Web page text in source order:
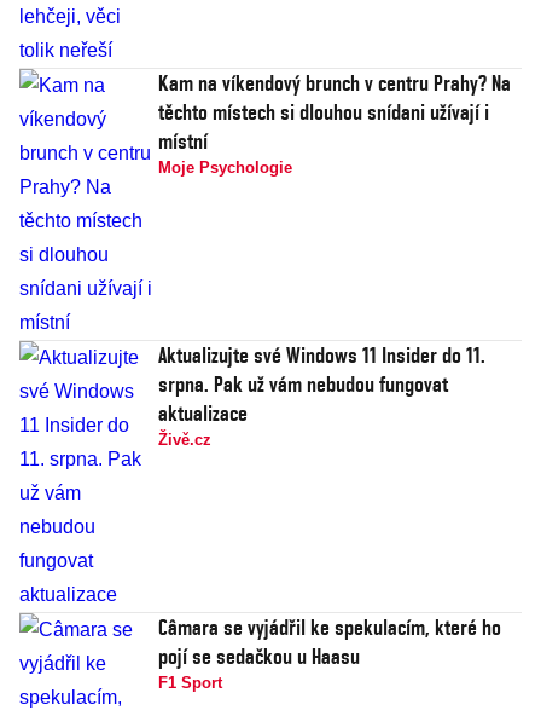
Kam na víkendový brunch v centru Prahy? Na
těchto místech si dlouhou snídani užívají i
místní
Moje Psychologie
Aktualizujte své Windows 11 Insider do 11.
srpna. Pak už vám nebudou fungovat
aktualizace
Živě.cz
Câmara se vyjádřil ke spekulacím, které ho
pojí se sedačkou u Haasu
F1 Sport